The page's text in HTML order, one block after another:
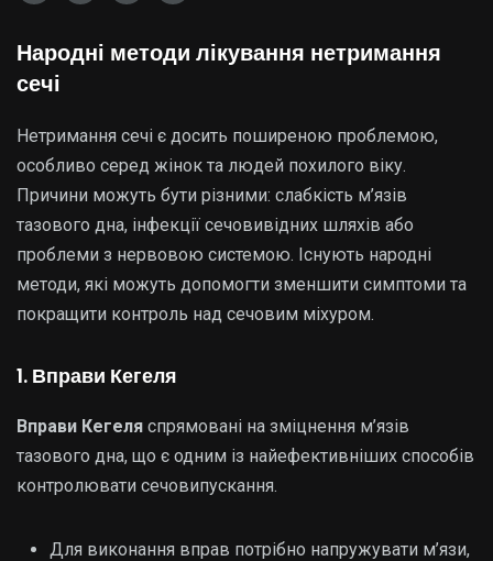
Народні методи лікування нетримання
сечі
Нетримання сечі є досить поширеною проблемою,
особливо серед жінок та людей похилого віку.
Причини можуть бути різними: слабкість м’язів
тазового дна, інфекції сечовивідних шляхів або
проблеми з нервовою системою. Існують народні
методи, які можуть допомогти зменшити симптоми та
покращити контроль над сечовим міхуром.
1. Вправи Кегеля
Вправи Кегеля спрямовані на зміцнення м’язів
тазового дна, що є одним із найефективніших способів
контролювати сечовипускання.
Для виконання вправ потрібно напружувати м’язи,